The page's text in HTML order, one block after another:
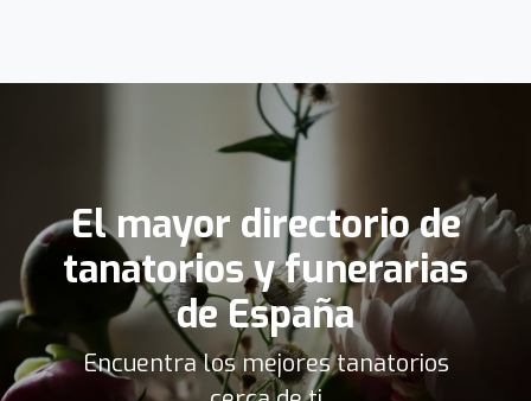
El mayor directorio de
tanatorios y funerarias
de España
Encuentra los mejores tanatorios